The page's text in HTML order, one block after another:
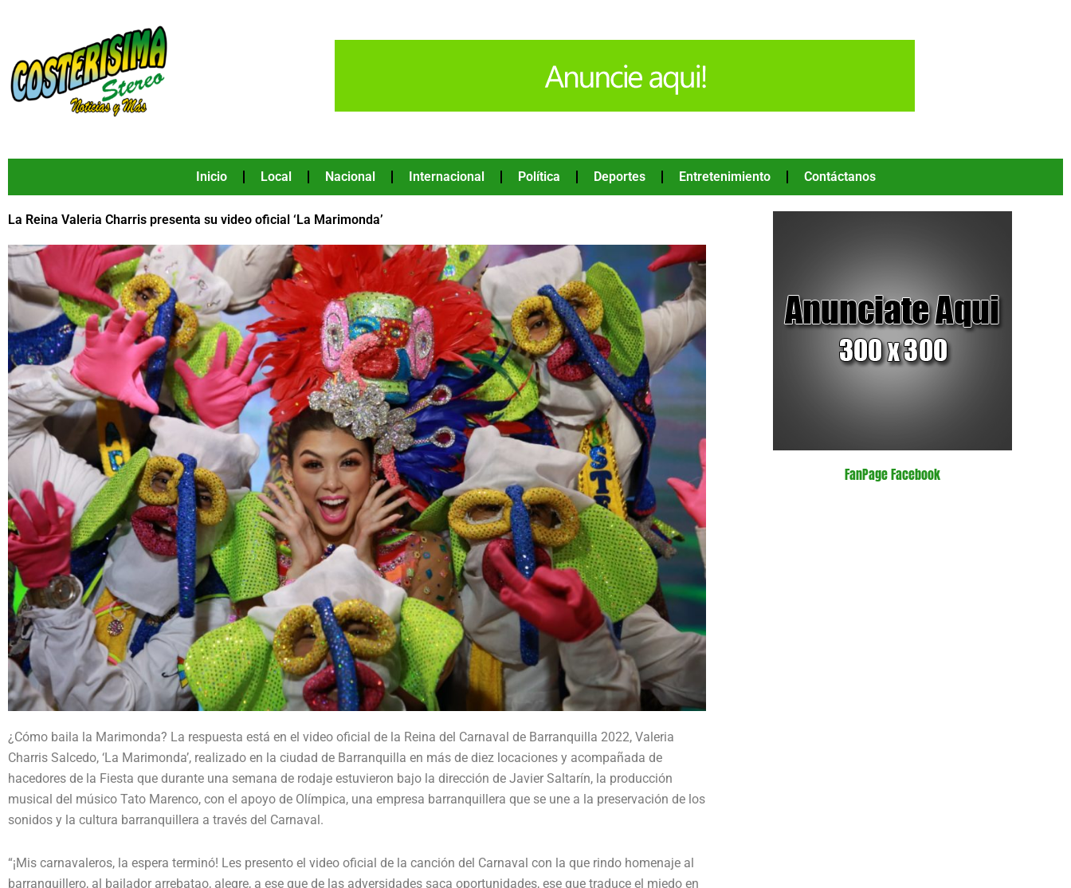
contenido
Inicio Local Nacional Internacional Política Deportes Entretenimiento Contáctanos
La Reina Valeria Charris presenta su video oficial ‘La Marimonda’
¿Cómo baila la Marimonda? La respuesta está en el video oficial de la Reina del Carnaval de Barranquilla 2022, Valeria
Charris Salcedo, ‘La Marimonda’, realizado en la ciudad de Barranquilla en más de diez locaciones y acompañada de
hacedores de la Fiesta que durante una semana de rodaje estuvieron bajo la dirección de Javier Saltarín, la producción
musical del músico Tato Marenco, con el apoyo de Olímpica, una empresa barranquillera que se une a la preservación de los
sonidos y la cultura barranquillera a través del Carnaval.
“¡Mis carnavaleros, la espera terminó! Les presento el video oficial de la canción del Carnaval con la que rindo homenaje al
barranquillero, al bailador arrebatao, alegre, a ese que de las adversidades saca oportunidades, ese que traduce el miedo en
FanPage Facebook